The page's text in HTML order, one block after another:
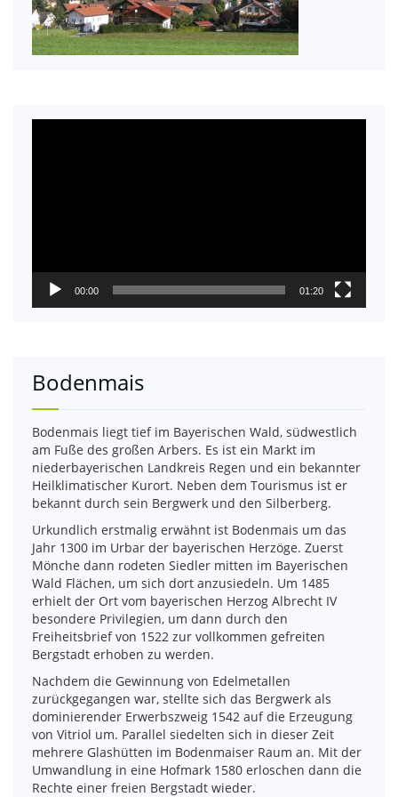
00:00 01:20
Bodenmais
Bodenmais liegt tief im Bayerischen Wald, südwestlich
am Fuße des großen Arbers. Es ist ein Markt im
niederbayerischen Landkreis Regen und ein bekannter
Heilklimatischer Kurort. Neben dem Tourismus ist er
bekannt durch sein Bergwerk und den Silberberg.
Urkundlich erstmalig erwähnt ist Bodenmais um das
Jahr 1300 im Urbar der bayerischen Herzöge. Zuerst
Mönche dann rodeten Siedler mitten im Bayerischen
Wald Flächen, um sich dort anzusiedeln. Um 1485
erhielt der Ort vom bayerischen Herzog Albrecht IV
besondere Privilegien, um dann durch den
Freiheitsbrief von 1522 zur vollkommen gefreiten
Bergstadt erhoben zu werden.
Nachdem die Gewinnung von Edelmetallen
zurückgegangen war, stellte sich das Bergwerk als
dominierender Erwerbszweig 1542 auf die Erzeugung
von Vitriol um. Parallel siedelten sich in dieser Zeit
mehrere Glashütten im Bodenmaiser Raum an. Mit der
Umwandlung in eine Hofmark 1580 erloschen dann die
Rechte einer freien Bergstadt wieder.